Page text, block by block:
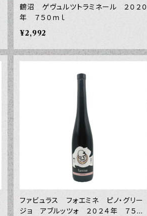
鶴沼 ゲヴュルツトラミネール ２０２０
年 ７５０ｍｌ
¥2,992
ファビュラス フォエミネ ピノ・グリー
ジョ アブルッツォ ２０２４年 ７５０